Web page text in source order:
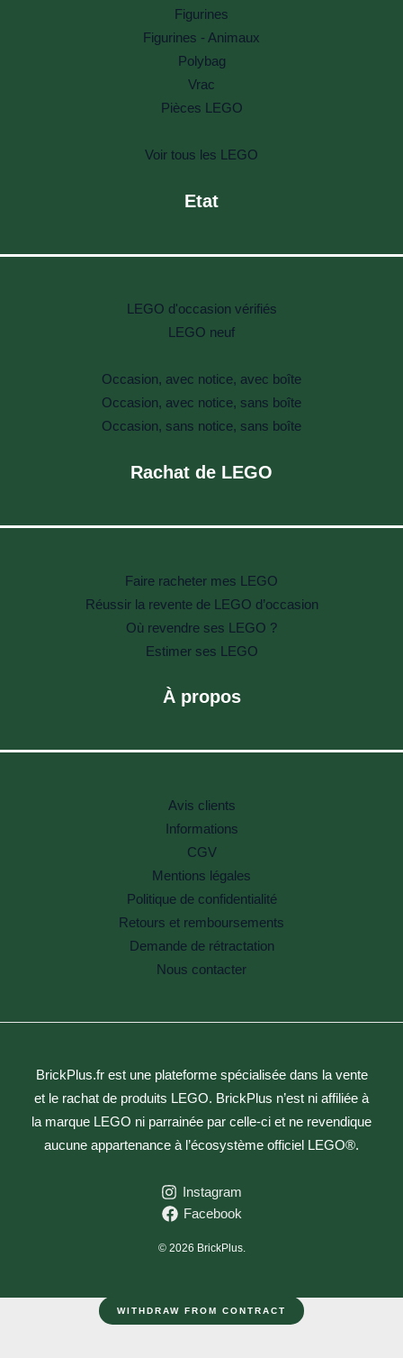
Figurines
Figurines - Animaux
Polybag
Vrac
Pièces LEGO
Voir tous les LEGO
Etat
LEGO d'occasion vérifiés
LEGO neuf
Occasion, avec notice, avec boîte
Occasion, avec notice, sans boîte
Occasion, sans notice, sans boîte
Rachat de LEGO
Faire racheter mes LEGO
Réussir la revente de LEGO d’occasion
Où revendre ses LEGO ?
Estimer ses LEGO
À propos
Avis clients
Informations
CGV
Mentions légales
Politique de confidentialité
Retours et remboursements
Demande de rétractation
Nous contacter
BrickPlus.fr est une plateforme spécialisée dans la vente
et le rachat de produits LEGO. BrickPlus n’est ni affiliée à
la marque LEGO ni parrainée par celle-ci et ne revendique
aucune appartenance à l’écosystème officiel LEGO®.
Instagram
Facebook
© 2026 BrickPlus.
WITHDRAW FROM CONTRACT